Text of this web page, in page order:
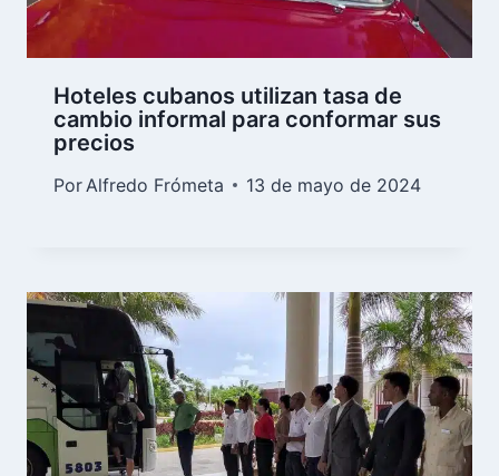
Hoteles cubanos utilizan tasa de
cambio informal para conformar sus
precios
Por Alfredo Frómeta 13 de mayo de 2024